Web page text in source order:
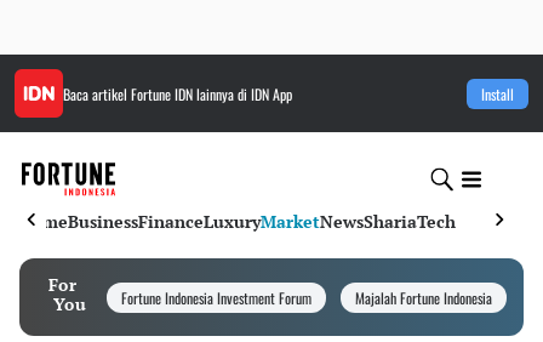
Baca artikel Fortune IDNlainnya di IDN App Install
HomeBusinessFinanceLuxuryMarketNewsShariaTech
For
You
Fortune Indonesia Investment Forum Majalah Fortune Indonesia